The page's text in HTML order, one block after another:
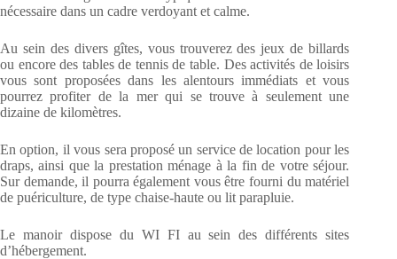
nécessaire dans un cadre verdoyant et calme.
Au sein des divers gîtes, vous trouverez des jeux de billards
ou encore des tables de tennis de table. Des activités de loisirs
vous sont proposées dans les alentours immédiats et vous
pourrez profiter de la mer qui se trouve à seulement une
dizaine de kilomètres.
En option, il vous sera proposé un service de location pour les
draps, ainsi que la prestation ménage à la fin de votre séjour.
Sur demande, il pourra également vous être fourni du matériel
de puériculture, de type chaise-haute ou lit parapluie.
Le manoir dispose du WI FI au sein des différents sites
d’hébergement.